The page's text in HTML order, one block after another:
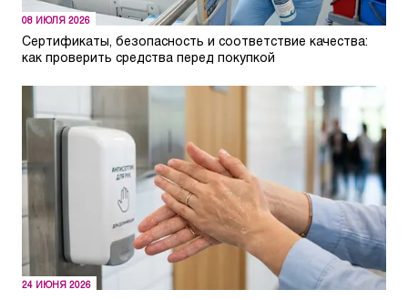
08 ИЮЛЯ 2026
Сертификаты, безопасность и соответствие качества:
как проверить средства перед покупкой
24 ИЮНЯ 2026